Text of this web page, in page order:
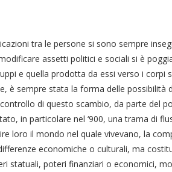
tra le persone si sono sempre
assetti politici e sociali si è
e quella prodotta da essi verso i corpi
è sempre stata la forma delle possibilità
di questo scambio, da parte del
in particolare nel ‘900, una trama di
loro il mondo nel quale vivevano, la
economiche o culturali, ma
statuali, poteri finanziari o economici,